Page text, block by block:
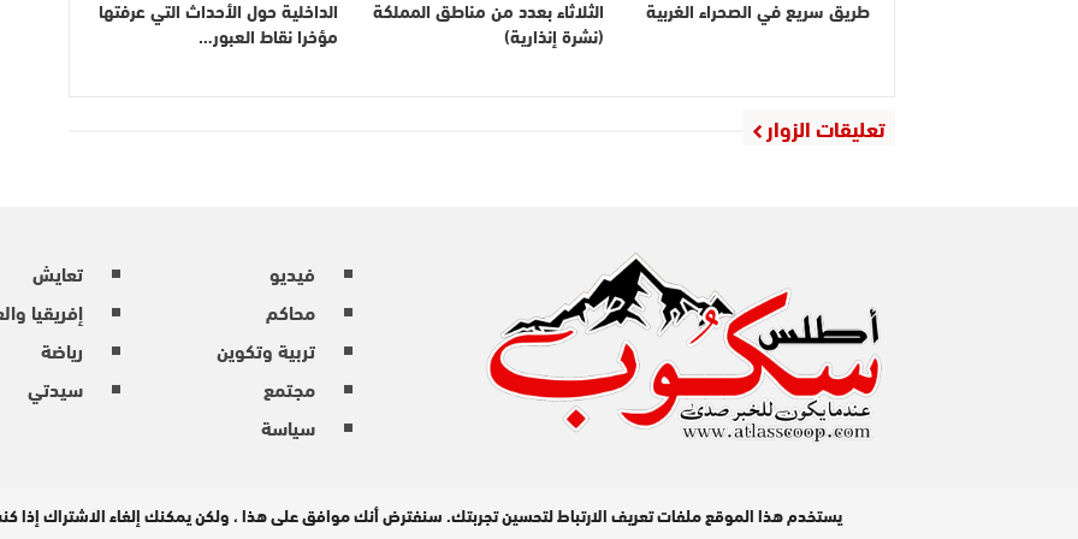
طريق سريع في الصحراء الغربية الثلاثاء بعدد من مناطق المملكة
(نشرة إنذارية)
الداخلية حول الأحداث التي عرفتها
مؤخرا نقاط العبور…
تعليقات الزوار
فيديو
محاكم
تربية وتكوين
مجتمع
سياسة
تعايش
إفريقيا
رياضة
سيدتي
مدير النشر : عبد الله عزي / جميع الحقوق محفوظة © 2026
يستخدم هذا الموقع ملفات تعريف الارتباط لتحسين تجربتك. سنفترض أنك موافق على هذا ، ولكن يمكنك إلغاء الاشتراك